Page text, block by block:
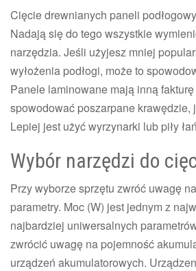
Cięcie drewnianych paneli
Nadają się do tego wszystkie
narzędzia. Jeśli użyjesz mniej
wyłożenia podłogi, może to
Panele laminowane mają inną
spowodować poszarpane krawędzie,
Lepiej jest użyć wyrzynarki lub piły
Wybór narzędzi do
Przy wyborze sprzętu zwróć uwagę
parametry. Moc (W) jest jednym z
najbardziej uniwersalnych
zwrócić uwagę na pojemność
urządzeń akumulatorowych.